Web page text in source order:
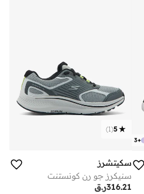
+
3
5
(
1
)
سكيتشرز
سنيكرز جو رن كونستنت
ر.ق316.21